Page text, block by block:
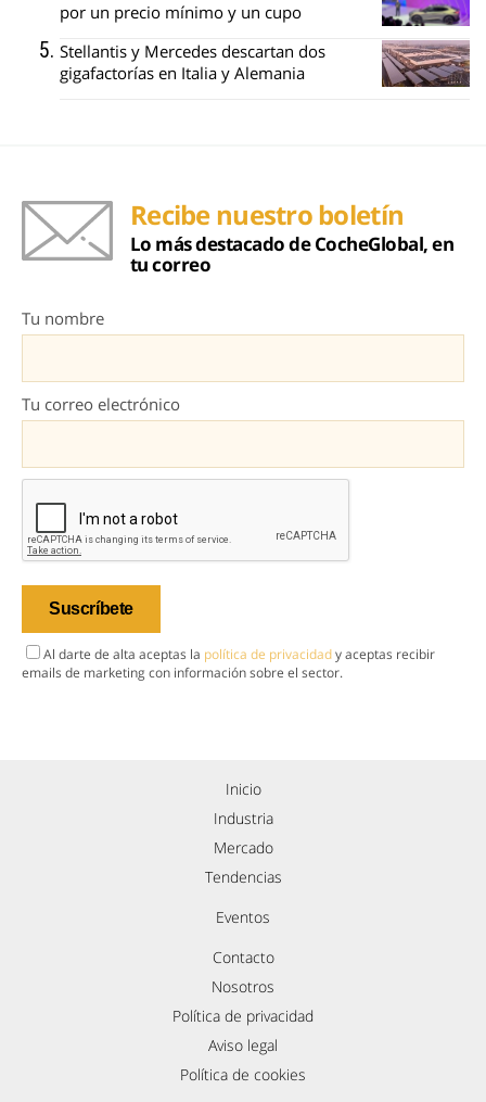
por un precio mínimo y un cupo
Stellantis y Mercedes descartan dos
gigafactorías en Italia y Alemania
Recibe nuestro boletín
Lo más destacado de CocheGlobal, en
tu correo
Tu nombre
Tu correo electrónico
Al darte de alta aceptas la política de privacidady aceptas recibir
emails de marketing con información sobre el sector.
Inicio
Industria
Mercado
Tendencias
Eventos
Contacto
Nosotros
Política de privacidad
Aviso legal
Política de cookies